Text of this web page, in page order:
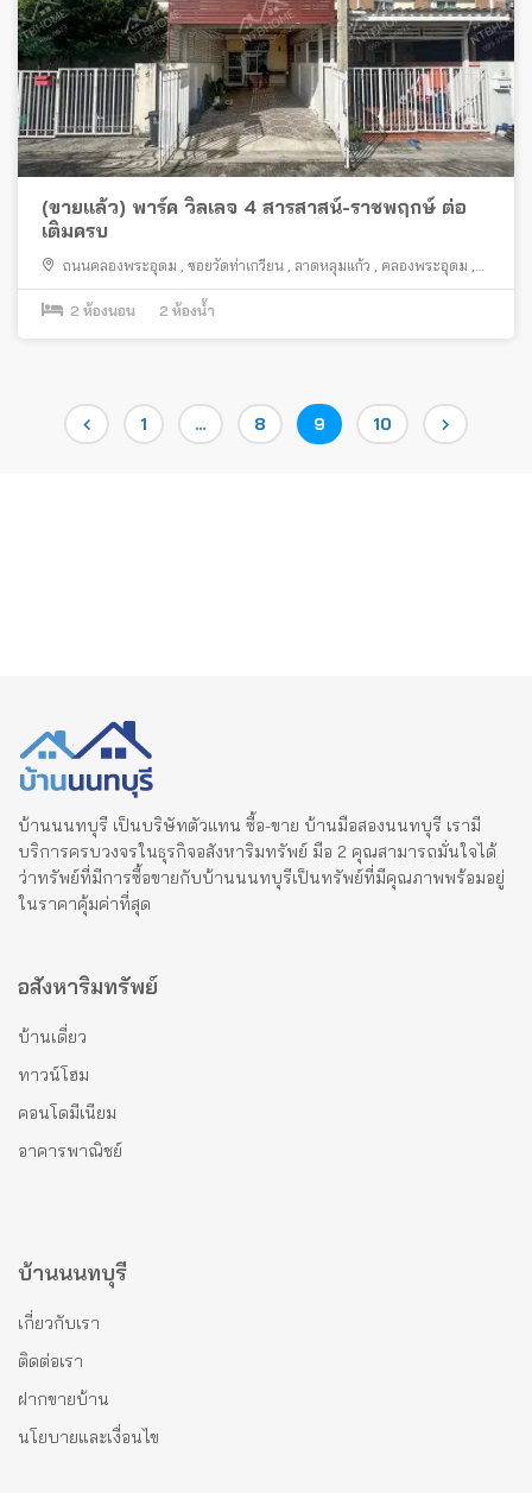
(ขายแล้ว) พาร์ค วิลเลจ 4 สารสาสน์-ราชพฤกษ์ ต่อ
เติมครบ
ถนนคลองพระอุดม ซอยวัดท่าเกวียน ลาดหลุมแก้ว คลองพระอุดม
ปทุมธานี
2 ห้องนอน 2 ห้องน้ำ
Posts
Page
1 … Page
8 Page
9 Page
10
บ้านนนทบุรี เป็นบริษัทตัวแทน ซื้อ-ขาย บ้านมือสองนนทบุรี เรามี
บริการครบวงจรในธุรกิจอสังหาริมทรัพย์ มือ 2 คุณสามารถมั่นใจได้
ว่าทรัพย์ที่มีการซื้อขายกับบ้านนนทบุรีเป็นทรัพย์ที่มีคุณภาพพร้อมอยู่
ในราคาคุ้มค่าที่สุด
อสังหาริมทรัพย์
บ้านเดี่ยว
ทาวน์โฮม
คอนโดมีเนียม
อาคารพาณิชย์
บ้านนนทบุรี
เกี่ยวกับเรา
ติดต่อเรา
ฝากขายบ้าน
นโยบายและเงื่อนไข